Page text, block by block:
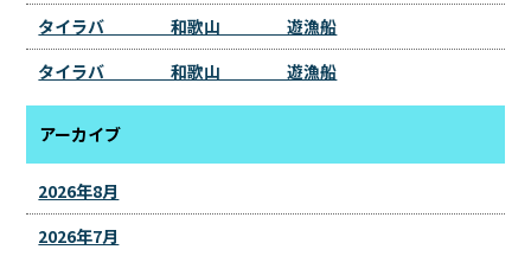
タイラバ 和歌山 遊漁船
タイラバ 和歌山 遊漁船
アーカイブ
2026年8月
2026年7月